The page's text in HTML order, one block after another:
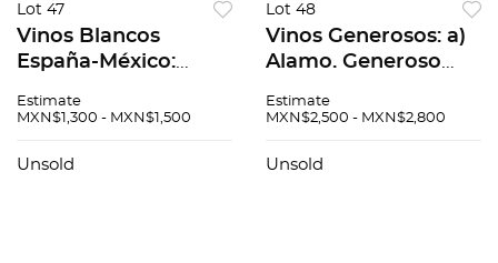
Lot 47
Vinos Blancos
España-México:
Superior. 1993 y 1998.
b)Xipella. S/C. Conca
Estimate
MXN$1,300 - MXN$1,500
Unsold
Lot 48
Vinos Generosos: a)
Alamo. Generoso
b) Montecasino
Bailadora
Estimate
MXN$2,500 - MXN$2,800
Unsold